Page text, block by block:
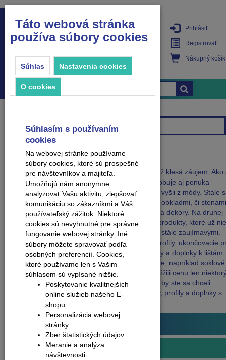
PRODUKTY
Prihlásiť
Registrovať
Nákupný košík
Všetky značky
VÝPREDAJ
Zľavy až do 70% dávame na produkty, o ktoré už klesá záujem. Ako
mení vkus a potreby zákazníkov, tak sa prispôsobuje aj ponuka
podlahových líšt a doplnkov. Niektoré dekory už vyšli z módy. Stále
však takéto lišty dajú skombinovať s podlahami, obkladmi, či
našej ponuke nájdete najmodernejšie materiály a dekory. Na druhej
strane dopredávame za bezkonkurenčné ceny produkty, ktoré už
tými najžiadanejšími, ale zľavy až 70% ich robia stále zaujímavými.
Výpredaj sa týka produktov ako: vyrovnávacie profily, ukončovacie
prechodové profily, schodové profily, soklové lišty a doplnky k lištám.
Niektoré rady produktov vypredávame kompletne, napríklad
QUEEN. V prípade podlahových profilov sme znížili cenu len
dekorov (farieb a vzorov) určitých produktov. Ak by ste sa chceli
skonzultovať ako zladiť zlacnené podlahové lišty, profily a doplnky s
podlahou, radi vám poradíme.
Podlahové profily
Prechodové profily
Táto webová stránka
používa súbory cookies
Súhlas Nastavenia cookies
O cookies
Súhlasím s používaním
cookies
Na webovej stránke používame
súbory cookies, ktoré sú prospešné
pre návštevníkov a majiteľa.
Umožňujú nám anonymne
analyzovať Vašu aktivitu, zlepšovať
komunikáciu so zákazníkmi a Váš
používateľský zážitok. Niektoré
cookies sú nevyhnutné pre správne
fungovanie webovej stránky. Iné
súbory môžete spravovať podľa
osobných preferencií. Cookies,
ktoré používame len s Vašim
súhlasom sú vypísané nižšie.
Poskytovanie kvalitnejších
online služieb našeho E-
shopu
Personalizácia webovej
stránky
Zber štatistických údajov
Meranie a analýza
návštevnosti